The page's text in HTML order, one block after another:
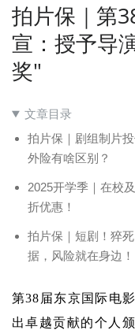
拍片保｜第
宣：授予导
奖"
文章目录
拍片保｜剧组制片
外险有啥区别？
2025开学季｜在校
折优惠！
拍片保｜短剧！猝
据，风险就在身边！
第38届东京国际电
出卓越贡献的个人